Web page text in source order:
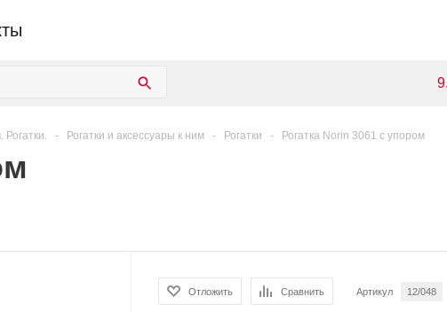
Рогатки. - Рогатки и аксессуары к ним - Рогатки - Рогатка Norin 3061 с упором
Отложить Сравнить Артикул 12/048